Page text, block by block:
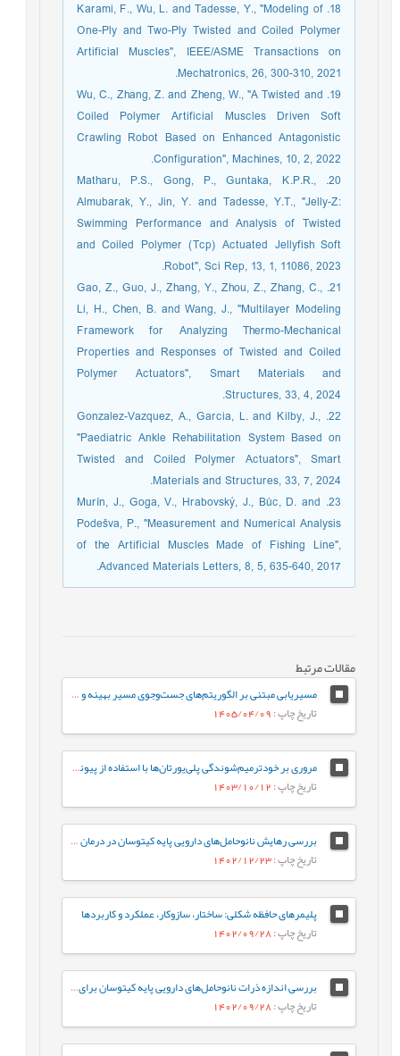
18. Karami, F., Wu, L. and Tadesse, Y., "Modeling of
One-Ply and Two-Ply Twisted and Coiled Polymer
Artificial Muscles", IEEE/ASME Transactions on
Mechatronics, 26, 300-310, 2021.
19. Wu, C., Zhang, Z. and Zheng, W., "A Twisted and
Coiled Polymer Artificial Muscles Driven Soft
Crawling Robot Based on Enhanced Antagonistic
Configuration", Machines, 10, 2, 2022.
20. Matharu, P.S., Gong, P., Guntaka, K.P.R.,
Almubarak, Y., Jin, Y. and Tadesse, Y.T., "Jelly-Z:
Swimming Performance and Analysis of Twisted
and Coiled Polymer (Tcp) Actuated Jellyfish Soft
Robot", Sci Rep, 13, 1, 11086, 2023.
21. Gao, Z., Guo, J., Zhang, Y., Zhou, Z., Zhang, C.,
Li, H., Chen, B. and Wang, J., "Multilayer Modeling
Framework for Analyzing Thermo-Mechanical
Properties and Responses of Twisted and Coiled
Polymer Actuators", Smart Materials and
Structures, 33, 4, 2024.
22. Gonzalez-Vazquez, A., Garcia, L. and Kilby, J.,
"Paediatric Ankle Rehabilitation System Based on
Twisted and Coiled Polymer Actuators", Smart
Materials and Structures, 33, 7, 2024.
23. Murín, J., Goga, V., Hrabovský, J., Búc, D. and
Podešva, P., "Measurement and Numerical Analysis
of the Artificial Muscles Made of Fishing Line",
Advanced Materials Letters, 8, 5, 635-640, 2017.
مقالات مرتبط
مسیریابی مبتنی بر الگوریتم‌های جست‌وجوی مسیر بهینه و هموارسازی برای ربات‌های نرم پلیمری در محیط ایستا
تاریخ چاپ: 1405/04/09
مروری بر خودترمیم‌شوندگی پلی‌یورتان‌ها با استفاده از پیوندهای شیمیایی و فیزیکی پویا
تاریخ چاپ: 1403/10/12
بررسی رهایش نانوحامل‌های دارویی پایه کیتوسان در درمان تومورهای سرطانی
تاریخ چاپ: 1402/12/23
پلیمرهای حافظه شکلی: ساختار، سازوکار، عملکرد و کاربردها
تاریخ چاپ: 1402/09/28
بررسی اندازه ذرات نانوحامل‌های دارویی پایه کیتوسان برای رهایش داروی ضد تومور 5 فلورواوراسیل
تاریخ چاپ: 1402/09/28